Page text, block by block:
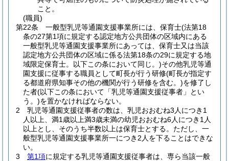
こと。
(職員)
第22条
一般型乳児等通園支援事業所には、保育士(法第18
条の27第1項に規定する認定地方公共団体の区域内にある
一般型乳児等通園支援事業所にあっては、保育士又は当該
認定地方公共団体の区域に係る法第18条の29に規定する地
域限定保育士。以下この条において同じ。)その他乳児等通
園支援に従事する職員として町長が行う研修(町長が指定す
る都道府県知事その他の機関が行う研修を含む。)を修了し
た者(以下この条において「乳児等通園支援従事者」とい
う。)を置かなければならない。
2
乳児等通園支援従事者の数は、乳児おおむね3人につき1
人以上、満1歳以上満3歳未満の幼児おおむね6人につき1人
以上とし、そのうち半数以上は保育士とする。 ただし、一
般型乳児等通園支援事業所一につき2人を下ることはできな
い。
3
第1項に規定する乳児等通園支援従事者は、専ら当該一般